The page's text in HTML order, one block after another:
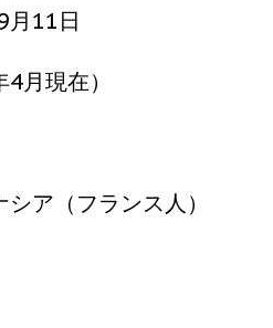
11日
現在）
ア（フランス人）